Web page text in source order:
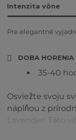
Intenzita vône
Pre elegantné
DOBA HORENIA
35-40
Osviežte svoju
náplňou z
Lavender. Táto